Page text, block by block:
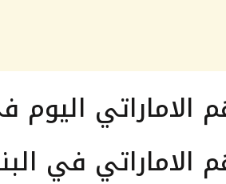
الاماراتي
الاماراتي في